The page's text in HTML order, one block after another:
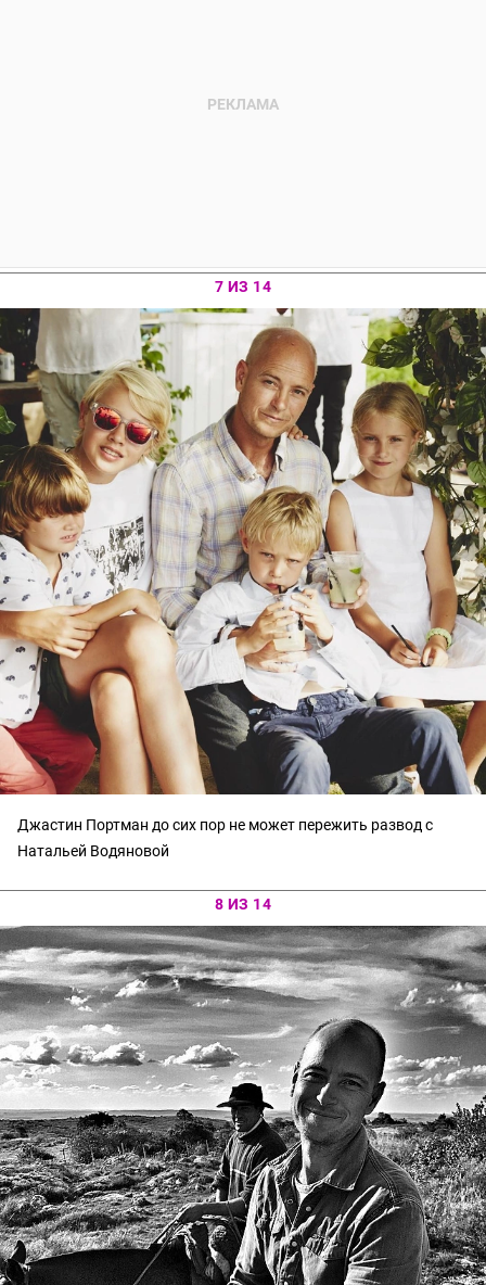
7 ИЗ 14
Джастин Портман до сих пор не может пережить развод с
Натальей Водяновой
8 ИЗ 14